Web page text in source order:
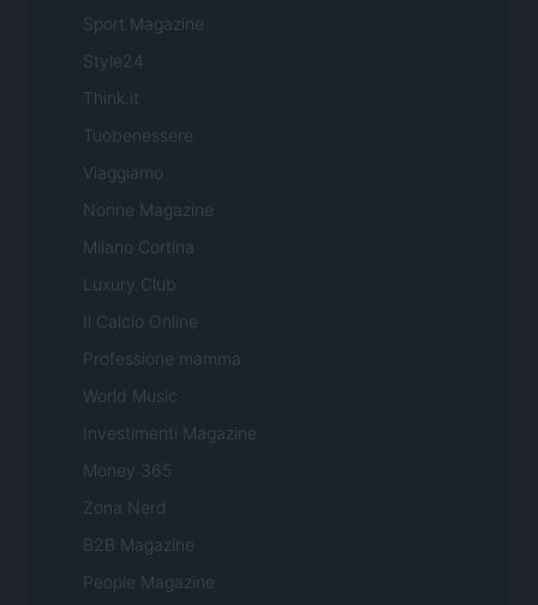
Sport Magazine
Style24
Think.it
Tuobenessere
Viaggiamo
Nonne Magazine
Milano Cortina
Luxury Club
Il Calcio Online
Professione mamma
World Music
Investimenti Magazine
Money 365
Zona Nerd
B2B Magazine
People Magazine